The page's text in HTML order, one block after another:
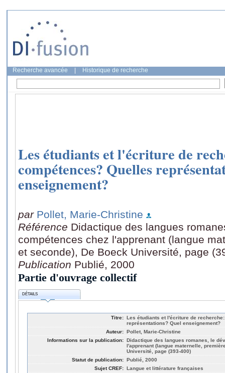
Recherche avancée Historique de recherche
Les étudiants et l'écriture de
compétences? Quelles
enseignement?
par Pollet, Marie-Christine
Référence Didactique des langues
compétences chez l'apprenant (langue
et seconde), De Boeck Université, page
Publication Publié, 2000
Partie d'ouvrage collectif
DÉTAILS
Titre: Les étudiants et l'écriture de
représentations? Quel enseignement?
Auteur: Pollet, Marie-Christine
Informations sur la publication: Didactique des langues romanes, le
l'apprenant (langue maternelle,
Université, page (393-400)
Statut de publication: Publié, 2000
Sujet CREF: Langue et littérature françaises